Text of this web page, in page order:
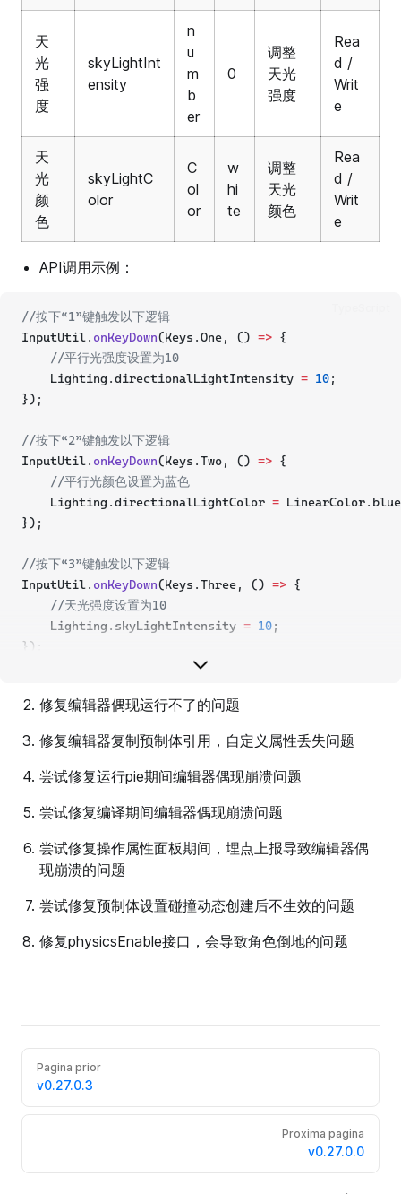
天
光
强
度
skyLightInt
ensity
n
u
m
b
er
0
调整
天光
强度
Rea
d /
Writ
e
天
光
颜
色
skyLightC
olor
C
ol
or
w
hi
te
调整
天光
颜色
Rea
d /
Writ
e
API调用示例：
//按下“1”键触发以下逻辑
InputUtil. onKeyDown(Keys.One, () => {
//平行光强度设置为10
    Lighting.directionalLightIntensity
= 10;
});
//按下“2”键触发以下逻辑
InputUtil. onKeyDown(Keys.Two, () => {
//平行光颜色设置为蓝色
    Lighting.directionalLightColor
=
});
//按下“3”键触发以下逻辑
InputUtil. onKeyDown(Keys.Three, () => {
//天光强度设置为10
    Lighting.skyLightIntensity
= 10;
});
InputUtil.onKeyDown(Keys.Four, ()
    Lighting.skyLightColor
= LinearColor.red;
});
修复编辑器偶现运行不了的问题
修复编辑器复制预制体引用，自定义属性丢失问题
尝试修复运行pie期间编辑器偶现崩溃问题
尝试修复编译期间编辑器偶现崩溃问题
尝试修复操作属性面板期间，埋点上报导致编辑器偶
现崩溃的问题
尝试修复预制体设置碰撞动态创建后不生效的问题
修复physicsEnable接口，会导致角色倒地的问题
Pagina prior
v0.27.0.3
Proxima pagina
v0.27.0.0